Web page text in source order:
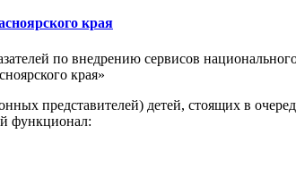
края
по внедрению сервисов
края»
представителей) детей, стоящих в
функционал: